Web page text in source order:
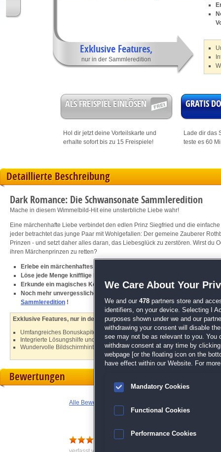
Exklusive Features,
nur in der Sammleredition
ALS FREISPIEL EINLÖSEN
Hol dir jetzt deine Vorteilskarte und
erhalte sofort bis zu 15 Freispiele!
GRATIS
Lade dir das
teste es 60
Detaillierte Beschreibung
Dark Romance: Die Schwansonate Sammleredition
Mache in diesem Wimmelbild-Hit eine unsterbliche Liebe wahr!
Eine märchenhafte Liebe verbindet den edlen Prinz Siegfried und die
jeder betrachtet das junge Paar mit Wohlgefallen: Der gemeine Zauberer
Prinzen - und setzt daher alles daran, das Liebesglück zu zerstören. Wirst du
ihren Märchenprinzen zu retten?
Erlebe ein märchenhaftes Wimmelbild-Abenteuer
Löse jede Menge knifflige Minispiele und Rätsel
Erkunde ein magisches Königreich voller Geheimnisse
Noch mehr unvergessliche Wimmelbild-Romantik erwartet dich im
Sammleredition !
Exklusive Features, nur in der Sammleredition:
Umfangreiches Bonuskapitel und zusätzliche Suchobjekte
Integrierte Lösungshilfe und Soundtrack
Wundervolle Bildschirmhintergründe und Konzeptzeichnungen
Bewertungen
Alle Bewertungen anzeigen
Super Spiel
We Care About Your
We and our 478 partners store and
identifiers, on your device. Selecting I
purposes shown under we and our
withdrawing your consent will disable
see may not be as relevant to you. You
withdraw consent at any time by
webpage [or the floating icon on the
have effect within our Website. For
Mandatory Cookies
Functional Cookies
Performance Cookies